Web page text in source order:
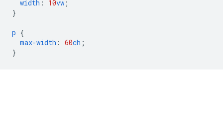
width : 10vw ;
}
p {
max-width : 60ch ;
}